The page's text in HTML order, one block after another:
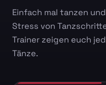
Einfach mal tanzen
Stress von
Trainer zeigen euch
Tänze.